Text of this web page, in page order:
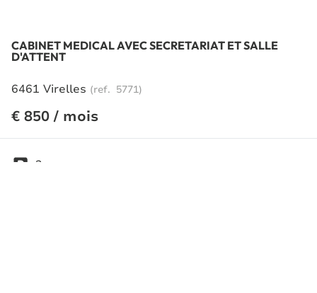
CABINET MEDICAL AVEC SECRETARIAT ET SALLE
D'ATTENT
6461 Virelles (ref. 5771)
€ 850 / mois
2